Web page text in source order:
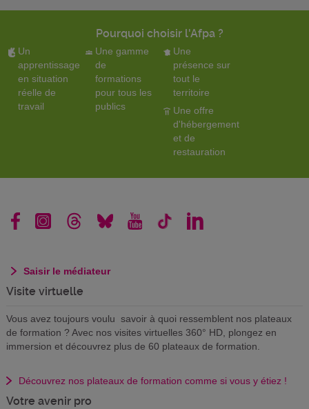
Pourquoi choisir l'Afpa ?
Un
apprentissage
en situation
réelle de
travail
Une gamme
de
formations
pour tous les
publics
Une
présence sur
tout le
territoire
Une offre
d'hébergement
et de
restauration
Saisir le médiateur
Visite virtuelle
Vous avez toujours voulu savoir à quoi ressemblent nos plateaux
de formation ? Avec nos visites virtuelles 360° HD, plongez en
immersion et découvrez plus de 60 plateaux de formation.
Découvrez nos plateaux de formation comme si vous y étiez !
Votre avenir pro